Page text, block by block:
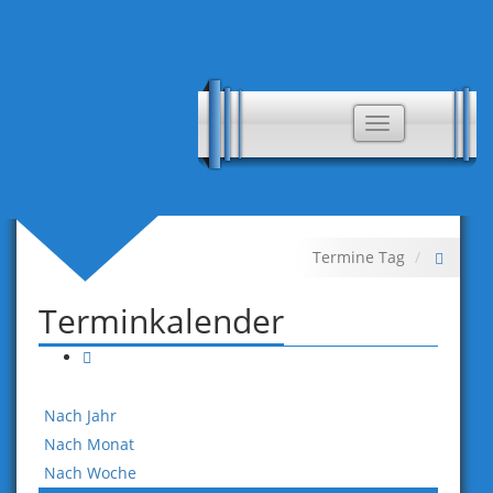
Toggle
navigation
Termine Tag
Terminkalender
Nach Jahr
Nach Monat
Nach Woche